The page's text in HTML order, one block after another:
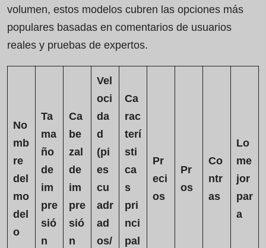
volumen, estos modelos cubren las opciones más
populares basadas en comentarios de usuarios
reales y pruebas de expertos.
No
mb
re
del
mo
del
o
Ta
ma
ño
de
im
pre
sió
n
Ca
be
zal
de
im
pre
sió
n
Vel
oci
da
d
(pi
es
cu
adr
ad
os/
Ca
rac
terí
sti
ca
s
pri
nci
pal
Pr
eci
os
Pr
os
Co
ntr
as
Lo
me
jor
par
a